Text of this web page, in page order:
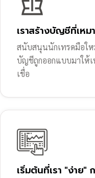
เราสร้างบัญชีที่เห
สนับสนุนนักเทรดมือใ
บัญชีถูกออกแบบมาให้เ
เชื่อ
เริ่มต้นที่เรา "ง่าย"